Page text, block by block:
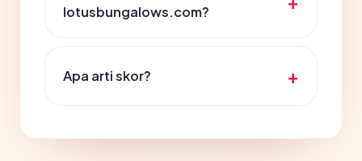
lotusbungalows.com?
Apa arti skor?